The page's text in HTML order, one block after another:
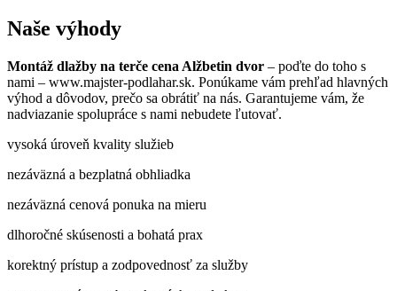
Naše výhody
Montáž dlažby na terče cena Alžbetin dvor – poďte do toho s
nami – www.majster-podlahar.sk. Ponúkame vám prehľad hlavných
výhod a dôvodov, prečo sa obrátiť na nás. Garantujeme vám, že
nadviazanie spolupráce s nami nebudete ľutovať.
vysoká úroveň kvality služieb
nezáväzná a bezplatná obhliadka
nezáväzná cenová ponuka na mieru
dlhoročné skúsenosti a bohatá prax
korektný prístup a zodpovednosť za služby